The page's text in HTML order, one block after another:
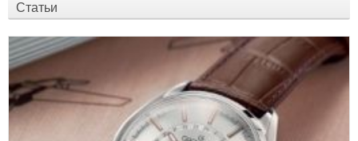
Статьи